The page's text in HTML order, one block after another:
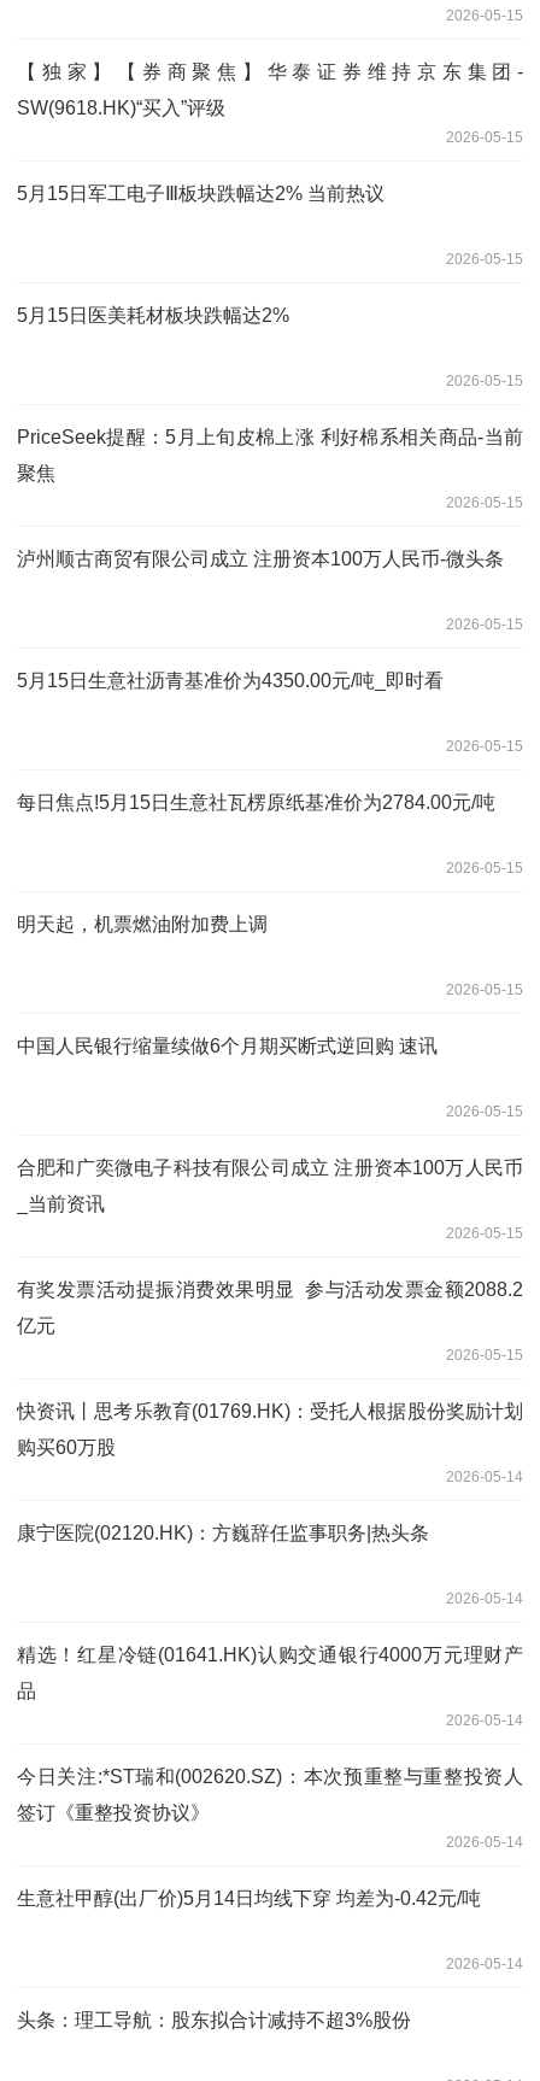
2026-05-15
【独家】【券商聚焦】华泰证券维持京东集团-
SW(9618.HK)“买入”评级
2026-05-15
5月15日军工电子Ⅲ板块跌幅达2% 当前热议
2026-05-15
5月15日医美耗材板块跌幅达2%
2026-05-15
PriceSeek提醒：5月上旬皮棉上涨 利好棉系相关商品-当前
聚焦
2026-05-15
泸州顺古商贸有限公司成立 注册资本100万人民币-微头条
2026-05-15
5月15日生意社沥青基准价为4350.00元/吨_即时看
2026-05-15
每日焦点!5月15日生意社瓦楞原纸基准价为2784.00元/吨
2026-05-15
明天起，机票燃油附加费上调
2026-05-15
中国人民银行缩量续做6个月期买断式逆回购 速讯
2026-05-15
合肥和广奕微电子科技有限公司成立 注册资本100万人民币
_当前资讯
2026-05-15
有奖发票活动提振消费效果明显 参与活动发票金额2088.2
亿元
2026-05-15
快资讯丨思考乐教育(01769.HK)：受托人根据股份奖励计划
购买60万股
2026-05-14
康宁医院(02120.HK)：方巍辞任监事职务|热头条
2026-05-14
精选！红星冷链(01641.HK)认购交通银行4000万元理财产
品
2026-05-14
今日关注:*ST瑞和(002620.SZ)：本次预重整与重整投资人
签订《重整投资协议》
2026-05-14
生意社甲醇(出厂价)5月14日均线下穿 均差为-0.42元/吨
2026-05-14
头条：理工导航：股东拟合计减持不超3%股份